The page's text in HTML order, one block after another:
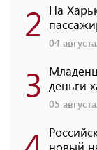
2 На
04
3 деньги
05
новый